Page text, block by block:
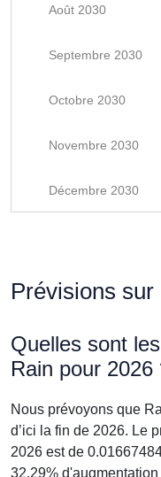
Août 2030
Septembre 2030
Octobre 2030
Novembre 2030
Décembre 2030
Prévisions
Quelles sont
Rain pour 2026
Nous prévoyons que
d’ici la fin de 2026. Le
2026 est de
32,29%